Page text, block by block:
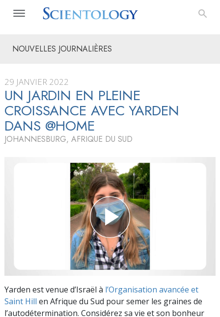
NOUVELLES JOURNALIÈRES
29 JANVIER 2022
UN JARDIN EN PLEINE
CROISSANCE AVEC YARDEN
DANS @HOME
JOHANNESBURG, AFRIQUE DU SUD
Yarden est venue d’Israël à l’Organisation avancée et
Saint Hill en Afrique du Sud pour semer les graines de
l’autodétermination. Considérez sa vie et son bonheur